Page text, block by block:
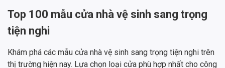
Top 100 mẫu cửa nhà vệ sinh sang trọng
tiện nghi
Khám phá các mẫu cửa nhà vệ sinh sang trọng tiện nghi trên
thị trường hiện nay. Lựa chọn loại cửa phù hợp nhất cho công